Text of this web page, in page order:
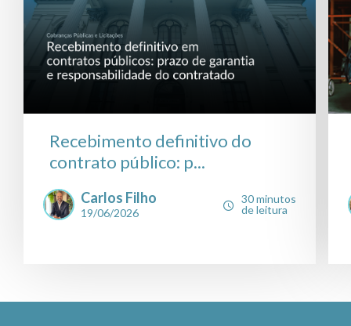
Recebimento definitivo do
contrato público: p...
Carlos Filho
19/06/2026
30 minutos
de leitura